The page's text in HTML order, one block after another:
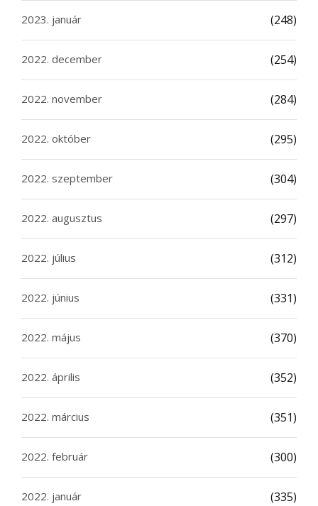
2023. január (248)
2022. december (254)
2022. november (284)
2022. október (295)
2022. szeptember (304)
2022. augusztus (297)
2022. július (312)
2022. június (331)
2022. május (370)
2022. április (352)
2022. március (351)
2022. február (300)
2022. január (335)